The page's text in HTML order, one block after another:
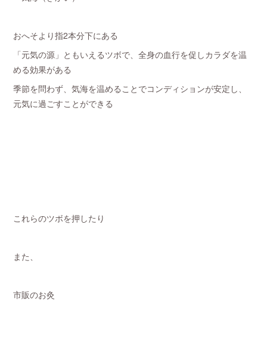
おへそより指2本分下にある
「元気の源」ともいえるツボで、全身の血行を促しカラダを温
める効果がある
季節を問わず、気海を温めることでコンディションが安定し、
元気に過ごすことができる
これらのツボを押したり
また、
市販のお灸